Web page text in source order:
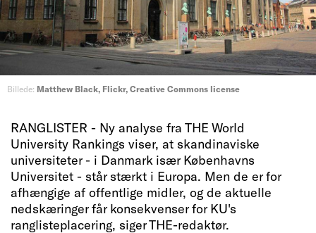
Billede: Matthew Black, Flickr, Creative Commons license
RANGLISTER - Ny analyse fra THE World
University Rankings viser, at skandinaviske
universiteter - i Danmark især Københavns
Universitet - står stærkt i Europa. Men de er for
afhængige af offentlige midler, og de aktuelle
nedskæringer får konsekvenser for KU's
ranglisteplacering, siger THE-redaktør.